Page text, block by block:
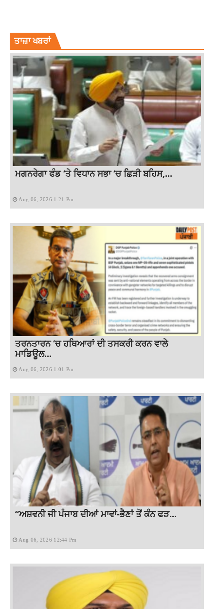
ਤਾਜ਼ਾ ਖਬਰਾਂ
ਮਗਨਰੇਗਾ ਫੰਡ ‘ਤੇ ਵਿਧਾਨ ਸਭਾ ‘ਚ ਛਿੜੀ ਬਹਿਸ,...
Aug 06, 2026 1:21 Pm
ਤਰਨਤਾਰਨ ‘ਚ ਹਥਿਆਰਾਂ ਦੀ ਤਸਕਰੀ ਕਰਨ ਵਾਲੇ
ਮਾਡਿਊਲ...
Aug 06, 2026 1:01 Pm
“ਅਸ਼ਵਨੀ ਜੀ ਪੰਜਾਬ ਦੀਆਂ ਮਾਵਾਂ-ਭੈਣਾਂ ਤੋਂ ਕੰਨ ਫੜ...
Aug 06, 2026 12:44 Pm